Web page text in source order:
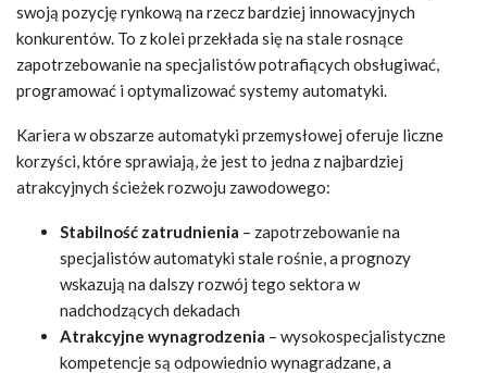
swoją pozycję rynkową na rzecz bardziej innowacyjnych
konkurentów. To z kolei przekłada się na stale rosnące
zapotrzebowanie na specjalistów potrafiących obsługiwać,
programować i optymalizować systemy automatyki.
Kariera w obszarze automatyki przemysłowej oferuje liczne
korzyści, które sprawiają, że jest to jedna z najbardziej
atrakcyjnych ścieżek rozwoju zawodowego:
Stabilność zatrudnienia – zapotrzebowanie na
specjalistów automatyki stale rośnie, a prognozy
wskazują na dalszy rozwój tego sektora w
nadchodzących dekadach
Atrakcyjne wynagrodzenia – wysokospecjalistyczne
kompetencje są odpowiednio wynagradzane, a